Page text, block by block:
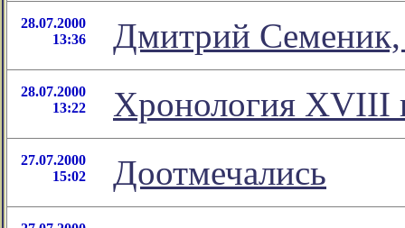
28.07.2000
13:36
Дмитрий
28.07.2000
13:22
Хронология XVIII
27.07.2000
15:02
Доотмечались